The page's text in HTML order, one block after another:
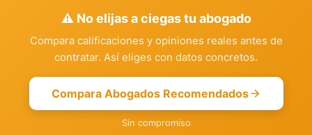
⚠️ No elijas a ciegas tu abogado
Compara calificaciones y opiniones reales antes de
contratar. Así eliges con datos concretos.
Compara Abogados Recomendados
Sin compromiso